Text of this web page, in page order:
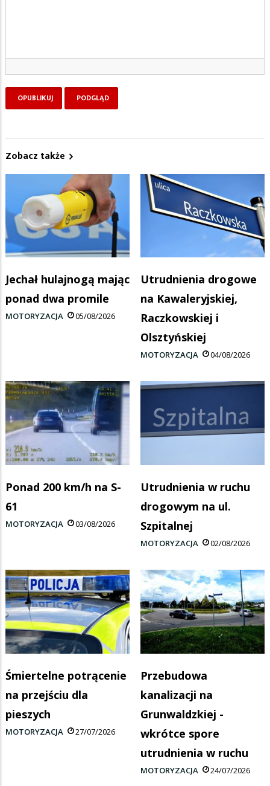
Zobacz także
Jechał hulajnogą mając
ponad dwa promile
MOTORYZACJA 05/08/2026
Utrudnienia drogowe
na Kawaleryjskiej,
Raczkowskiej i
Olsztyńskiej
MOTORYZACJA 04/08/2026
Ponad 200 km/h na S-
61
MOTORYZACJA 03/08/2026
Utrudnienia w ruchu
drogowym na ul.
Szpitalnej
MOTORYZACJA 02/08/2026
Śmiertelne potrącenie
na przejściu dla
pieszych
MOTORYZACJA 27/07/2026
Przebudowa
kanalizacji na
Grunwaldzkiej -
wkrótce spore
utrudnienia w ruchu
MOTORYZACJA 24/07/2026